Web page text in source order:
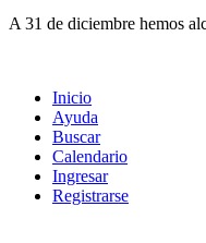
A 31 de diciembre hemos
Inicio
Ayuda
Buscar
Calendario
Ingresar
Registrarse